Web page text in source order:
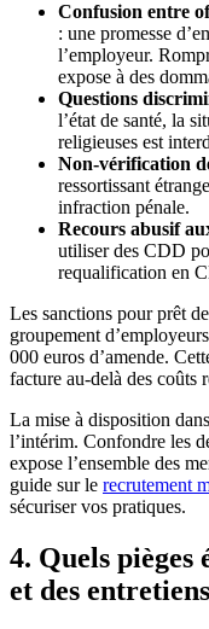
Confusion entre
: une promesse
l’employeur.
expose à des
Questions
l’état de santé, la
religieuses est
Non-vérification
ressortissant
infraction pénale.
Recours abusif
utiliser des CDD
requalification en
Les sanctions pour prêt
groupement
000 euros d’amende.
facture au-delà des coûts
La mise à disposition
l’intérim. Confondre les
expose l’ensemble des
guide sur le recrutement
sécuriser vos pratiques.
4. Quels
et des